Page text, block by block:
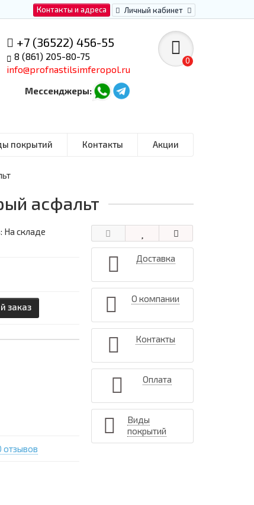
Контакты и адреса Личный кабинет
+7 (36522) 456-55
8 (861) 205-80-75
info@profnastilsimferopol.ru
Мессенджеры:
0
покрытий Контакты Акции
асфальт
На складе
заказ
отзывов
Доставка
О компании
Контакты
Оплата
Виды
покрытий